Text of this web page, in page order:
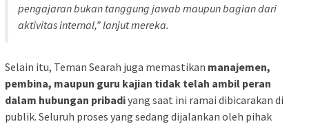
pengajaran bukan tanggung jawab maupun bagian dari
aktivitas internal,”lanjut mereka.
Selain itu, Teman Searah juga memastikan manajemen,
pembina, maupun guru kajian tidak telah ambil peran
dalam hubungan pribadiyang saat ini ramai dibicarakan di
publik. Seluruh proses yang sedang dijalankan oleh pihak